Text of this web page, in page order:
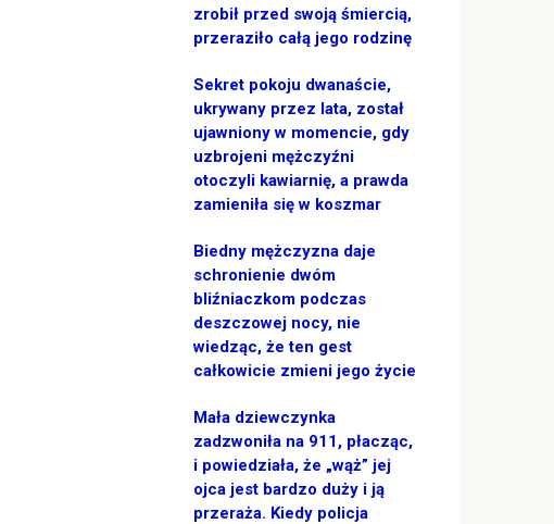
zrobił przed swoją śmiercią,
przeraziło całą jego rodzinę
Sekret pokoju dwanaście,
ukrywany przez lata, został
ujawniony w momencie, gdy
uzbrojeni mężczyźni
otoczyli kawiarnię, a prawda
zamieniła się w koszmar
Biedny mężczyzna daje
schronienie dwóm
bliźniaczkom podczas
deszczowej nocy, nie
wiedząc, że ten gest
całkowicie zmieni jego życie
Mała dziewczynka
zadzwoniła na 911, płacząc,
i powiedziała, że „wąż” jej
ojca jest bardzo duży i ją
przeraża. Kiedy policja